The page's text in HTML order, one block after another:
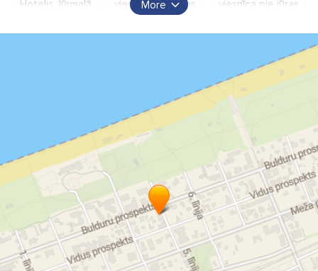
Hotelis Jūrmalā
viesnīca Bulduros
viesnīca pie jūras
More